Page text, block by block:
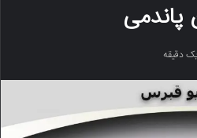
پاندمی
دقیقه